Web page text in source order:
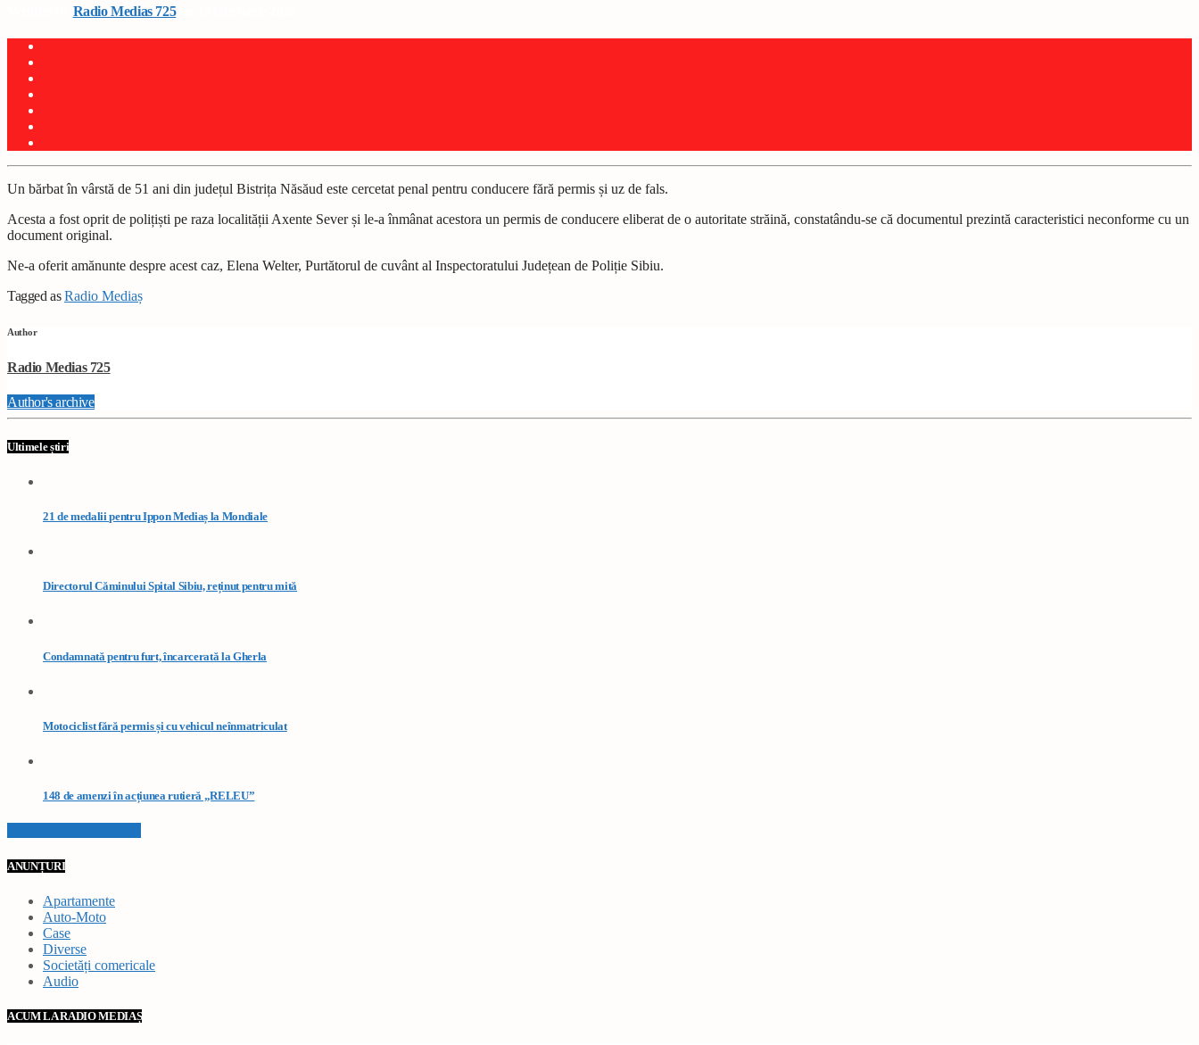
Radio Medias 725on 19 februarie 2025
Un bărbat în vârstă de 51 ani din județul Bistrița Năsăud este cercetat penal pentru conducere fără permis și uz de fals.
Acesta a fost oprit de polițiști pe raza localității Axente Sever și le-a înmânat acestora un permis de conducere eliberat de o autoritate străină, constatându-se că documentul prezintă caracteristici neconforme cu un
document original.
Ne-a oferit amănunte despre acest caz, Elena Welter, Purtătorul de cuvânt al Inspectoratului Județean de Poliție Sibiu.
Tagged asRadio Mediaș
Author
Radio Medias 725
Author's archive
Ultimele știri
21 de medalii pentru Ippon Mediaș la Mondiale
Directorul Căminului Spital Sibiu, reținut pentru mită
Condamnată pentru furt, încarcerată la Gherla
Motociclist fără permis și cu vehicul neînmatriculat
148 de amenzi în acțiunea rutieră „RELEU”
ANUNȚURI
Apartamente
Auto-Moto
Case
Diverse
Societăți comericale
Audio
ACUM LA RADIO MEDIAȘ